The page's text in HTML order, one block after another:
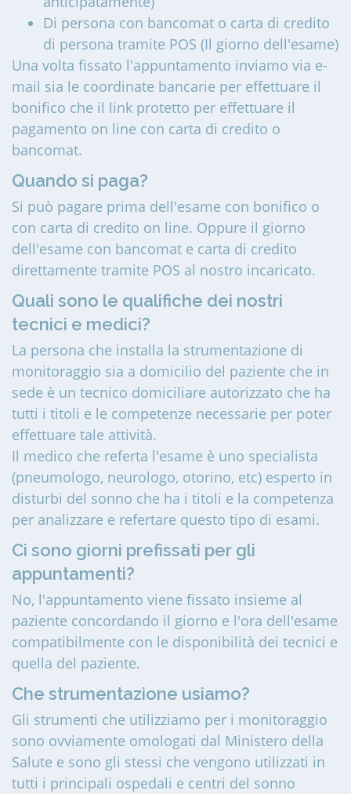
Di persona con bancomat o carta di credito
di persona tramite POS (Il giorno dell'esame)
Una volta fissato l'appuntamento inviamo via e-
mail sia le coordinate bancarie per effettuare il
bonifico che il link protetto per effettuare il
pagamento on line con carta di credito o
bancomat.
Quando si paga?
Si può pagare prima dell'esame con bonifico o
con carta di credito on line. Oppure il giorno
dell'esame con bancomat e carta di credito
direttamente tramite POS al nostro incaricato.
Quali sono le qualifiche dei nostri
tecnici e medici?
La persona che installa la strumentazione di
monitoraggio sia a domicilio del paziente che in
sede è un tecnico domiciliare autorizzato che ha
tutti i titoli e le competenze necessarie per poter
effettuare tale attività.
Il medico che referta l'esame è uno specialista
(pneumologo, neurologo, otorino, etc) esperto in
disturbi del sonno che ha i titoli e la competenza
per analizzare e refertare questo tipo di esami.
Ci sono giorni prefissati per gli
appuntamenti?
No, l'appuntamento viene fissato insieme al
paziente concordando il giorno e l'ora dell'esame
compatibilmente con le disponibilità dei tecnici e
quella del paziente.
Che strumentazione usiamo?
Gli strumenti che utilizziamo per i monitoraggio
sono ovviamente omologati dal Ministero della
Salute e sono gli stessi che vengono utilizzati in
tutti i principali ospedali e centri del sonno